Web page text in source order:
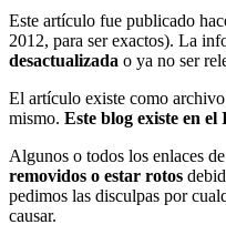
Este artículo fue publicado
2012, para ser exactos). La
desactualizada o ya no ser
El artículo existe como
mismo. Este blog existe en el
Algunos o todos los enlaces
removidos o estar rotos
pedimos las disculpas por
causar.